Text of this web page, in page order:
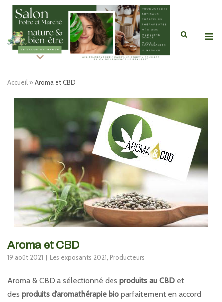
Skip
content
Accueil » Aroma et CBD
Aroma et CBD
19 août 2021 Les exposants 2021, Producteurs
Aroma & CBD a sélectionné des produits au CBD et
des produits d’aromathérapie bio parfaitement en accord